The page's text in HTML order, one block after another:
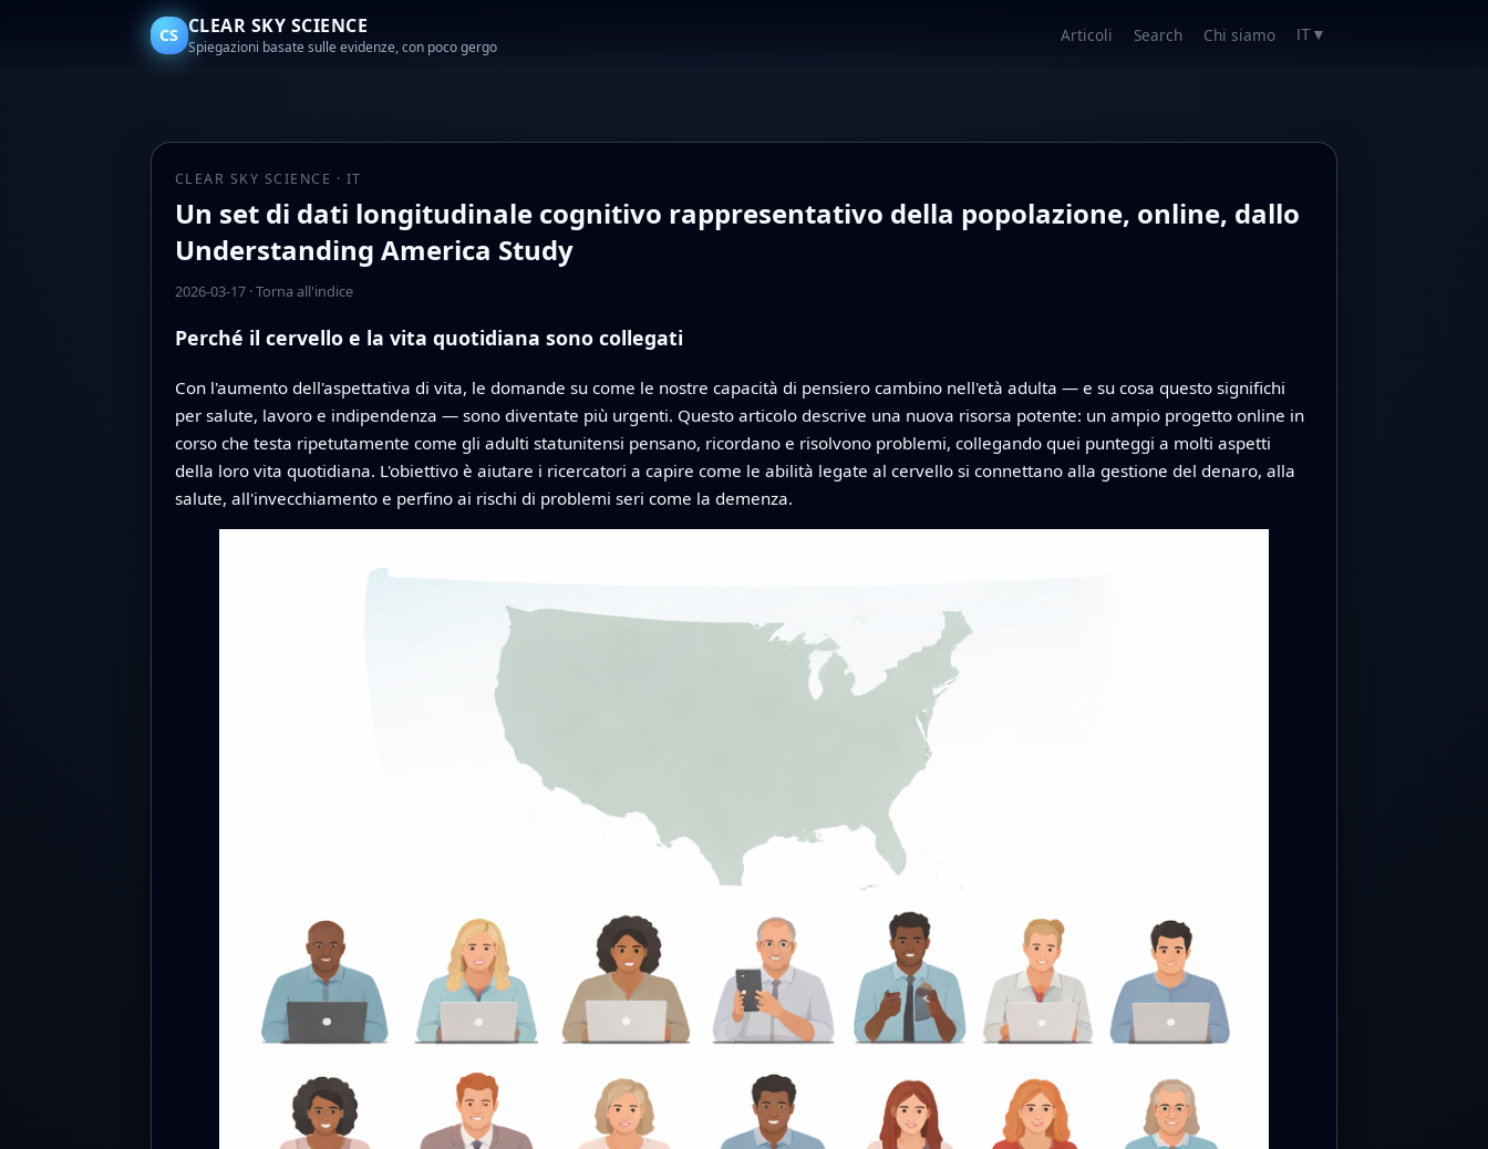
CS CLEAR SKY SCIENCE
Spiegazioni basate sulle evidenze, con poco gergo
Articoli Search Chi siamo IT ▼
CLEAR SKY SCIENCE · IT
Un set di dati longitudinale cognitivo rappresentativo della popolazione, online, dallo
Understanding America Study
2026-03-17·Torna all'indice
Perché il cervello e la vita quotidiana sono collegati
Con l'aumento dell'aspettativa di vita, le domande su come le nostre capacità di pensiero cambino nell'età adulta — e su cosa questo significhi
per salute, lavoro e indipendenza — sono diventate più urgenti. Questo articolo descrive una nuova risorsa potente: un ampio progetto online in
corso che testa ripetutamente come gli adulti statunitensi pensano, ricordano e risolvono problemi, collegando quei punteggi a molti aspetti
della loro vita quotidiana. L'obiettivo è aiutare i ricercatori a capire come le abilità legate al cervello si connettano alla gestione del denaro, alla
salute, all'invecchiamento e perfino ai rischi di problemi seri come la demenza.